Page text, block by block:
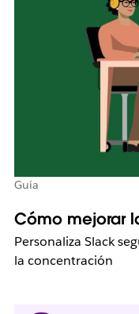
Guía
Cómo mejorar
Personaliza Slack
la concentración